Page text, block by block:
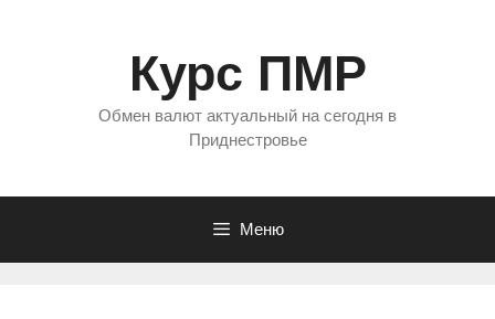
Курс ПМР
Обмен валют актуальный на сегодня в
Приднестровье
Меню